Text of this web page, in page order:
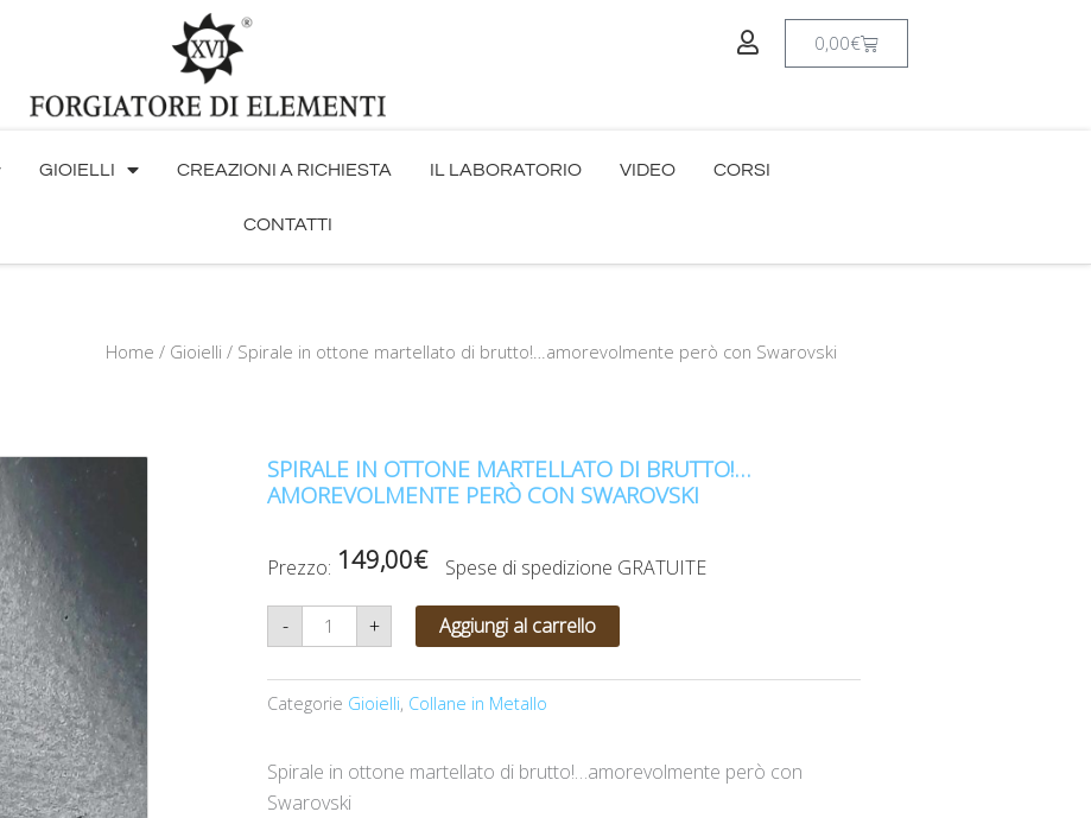
0,00€Carrello
GIOIELLI CREAZIONI A RICHIESTA IL LABORATORIO VIDEO CORSI
CONTATTI
Home / Gioielli / Spirale in ottone martellato di brutto!…amorevolmente però con Swarovski
SPIRALE IN OTTONE MARTELLATO DI BRUTTO!…
AMOREVOLMENTE PERÒ CON SWAROVSKI
Prezzo: 149,00€ Spese di spedizione GRATUITE
- Spirale
ottone
brutto!...amorevolmente
Swarovski
quantità
+ Aggiungi al carrello
Categorie Gioielli, Collane in Metallo
Spirale in ottone martellato di brutto!…amorevolmente però con
Swarovski